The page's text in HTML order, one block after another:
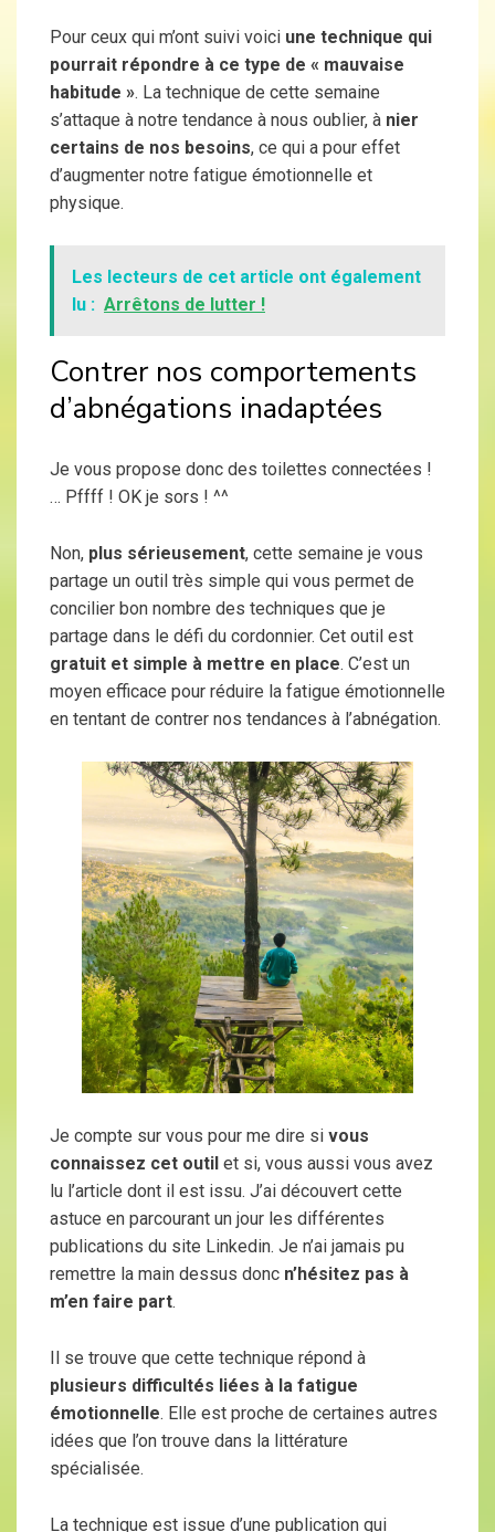
Pour ceux qui m’ont suivi voici une technique qui
pourrait répondre à ce type de « mauvaise
habitude ». La technique de cette semaine
s’attaque à notre tendance à nous oublier, à nier
certains de nos besoins, ce qui a pour effet
d’augmenter notre fatigue émotionnelle et
physique.
Les lecteurs de cet article ont également
lu : Arrêtons de lutter !
Contrer nos comportements
d’abnégations inadaptées
Je vous propose donc des toilettes connectées !
… Pffff ! OK je sors ! ^^
Non, plus sérieusement, cette semaine je vous
partage un outil très simple qui vous permet de
concilier bon nombre des techniques que je
partage dans le défi du cordonnier. Cet outil est
gratuit et simple à mettre en place. C’est un
moyen efficace pour réduire la fatigue émotionnelle
en tentant de contrer nos tendances à l’abnégation.
Je compte sur vous pour me dire si vous
connaissez cet outil et si, vous aussi vous avez
lu l’article dont il est issu. J’ai découvert cette
astuce en parcourant un jour les différentes
publications du site Linkedin. Je n’ai jamais pu
remettre la main dessus donc n’hésitez pas à
m’en faire part.
Il se trouve que cette technique répond à
plusieurs difficultés liées à la fatigue
émotionnelle. Elle est proche de certaines autres
idées que l’on trouve dans la littérature
spécialisée.
La technique est issue d’une publication qui